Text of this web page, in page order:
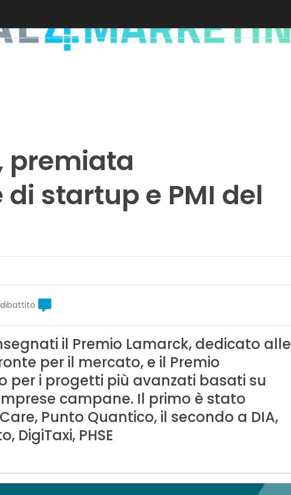
premiata
di startup e PMI del
il Premio Lamarck, dedicato alle
per il mercato, e il Premio
per i progetti più avanzati basati su
campane. Il primo è stato
Punto Quantico, il secondo a DIA,
DigiTaxi, PHSE